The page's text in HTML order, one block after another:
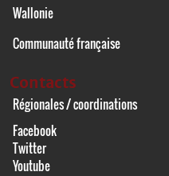
Wallonie
Communauté française
Contacts
Régionales / coordinations
Facebook
Twitter
Youtube